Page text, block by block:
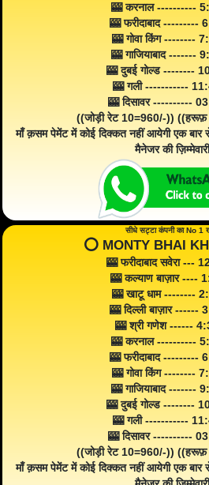
🎰 करनाल ----------
🎰 फरीदाबाद ---------
🎰 गोवा किंग --------
🎰 गाजियाबाद -------
🎰 दुबई गोल्ड --------
🎰 गली -----------
🎰 दिसावर ----------
((जोड़ी रेट 10=960/-))
माँ क़सम पेमेंट में कोई दिक्कत नहीं आयेगी एक बार
मैनेजर की
सीधे सट्टा कंपनी का No 1
⭕️ MONTY BHAI
🎰 फरीदाबाद सवेरा ---
🎰 कल्याण बाज़ार ----
🎰 खाटू धाम --------
🎰 दिल्ली बाज़ार ------
🎰 श्री गणेश ------
🎰 करनाल ----------
🎰 फरीदाबाद ---------
🎰 गोवा किंग --------
🎰 गाजियाबाद -------
🎰 दुबई गोल्ड --------
🎰 गली -----------
🎰 दिसावर ----------
((जोड़ी रेट 10=960/-))
माँ क़सम पेमेंट में कोई दिक्कत नहीं आयेगी एक बार